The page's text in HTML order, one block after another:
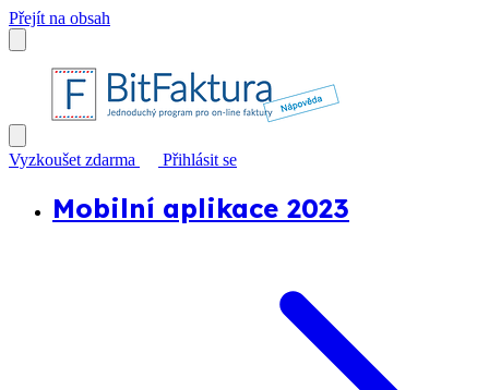
Přejít na obsah
Vyzkoušet zdarma Přihlásit se
Mobilní aplikace 2023